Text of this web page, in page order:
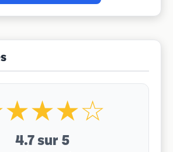
4.7 sur 5